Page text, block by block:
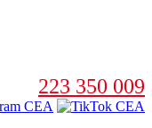
223 350 009